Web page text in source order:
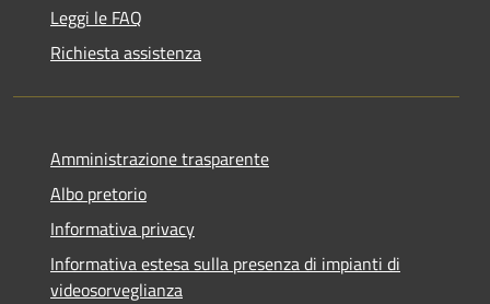
Leggi le FAQ
Richiesta assistenza
Amministrazione trasparente
Albo pretorio
Informativa privacy
Informativa estesa sulla presenza di impianti di
videosorveglianza